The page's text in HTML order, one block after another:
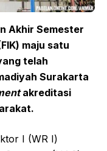
Akhir Semester
maju satu
telah
Surakarta
akreditasi
I (WR I)